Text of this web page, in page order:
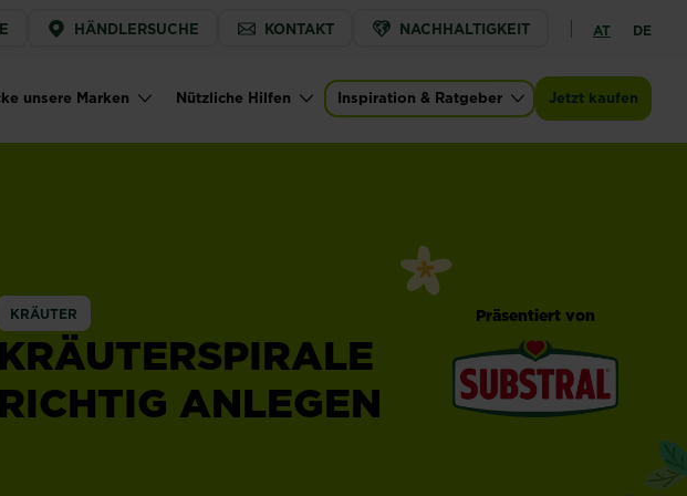
HÄNDLERSUCHE KONTAKT NACHHALTIGKEIT AT DE
unsere Marken Nützliche Hilfen Inspiration & Ratgeber Jetzt kaufen
KRÄUTER
KRÄUTERSPIRALE
RICHTIG ANLEGEN
Präsentiert von